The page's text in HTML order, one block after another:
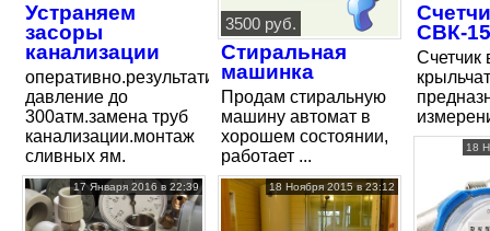
Устраняем
засоры
канализации
оперативно.результативно.высокое
давление до
300атм.замена труб
канализации.монтаж
сливных ям.
17 Января 2016 в 22:39
3500 руб.
Стиральная
машинка
Продам стиральную
машину автомат в
хорошем состоянии,
работает ...
18 Ноября 2015 в 23:12
СВК-
Счетчик
18